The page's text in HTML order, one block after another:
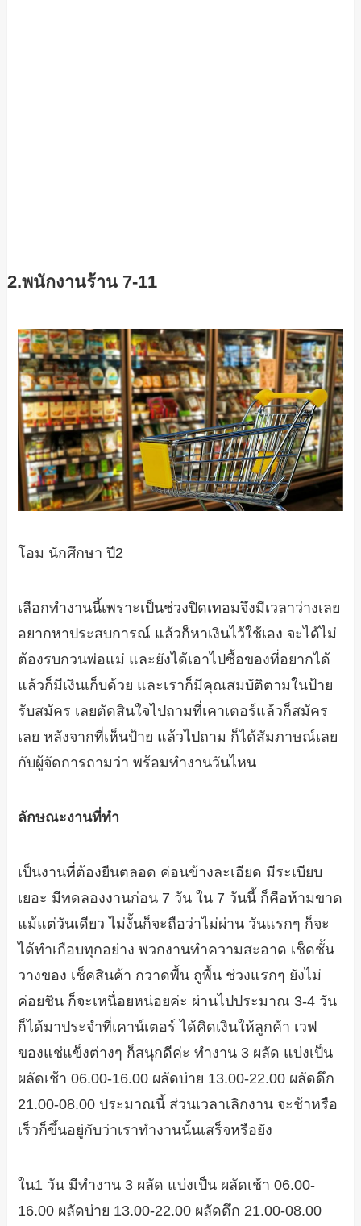
2.พนักงานร้าน 7-11
โอม นักศึกษา ปี2
เลือกทำงานนี้เพราะเป็นช่วงปิดเทอมจึงมีเวลาว่างเลย
อยากหาประสบการณ์ แล้วก็หาเงินไว้ใช้เอง จะได้ไม่
ต้องรบกวนพ่อแม่ และยังได้เอาไปซื้อของที่อยากได้
แล้วก็มีเงินเก็บด้วย และเราก็มีคุณสมบัติตามในป้าย
รับสมัคร เลยตัดสินใจไปถามที่เคาเตอร์แล้วก็สมัคร
เลย หลังจากที่เห็นป้าย แล้วไปถาม ก็ได้สัมภาษณ์เลย
กับผู้จัดการถามว่า พร้อมทำงานวันไหน
ลักษณะงานที่ทำ
เป็นงานที่ต้องยืนตลอด ค่อนข้างละเอียด มีระเบียบ
เยอะ มีทดลองงานก่อน 7 วัน ใน 7 วันนี้ ก็คือห้ามขาด
แม้แต่วันเดียว ไม่งั้นก็จะถือว่าไม่ผ่าน วันแรกๆ ก็จะ
ได้ทำเกือบทุกอย่าง พวกงานทำความสะอาด เช็ดชั้น
วางของ เช็คสินค้า กวาดพื้น ถูพื้น ช่วงแรกๆ ยังไม่
ค่อยชิน ก็จะเหนื่อยหน่อยค่ะ ผ่านไปประมาณ 3-4 วัน
ก็ได้มาประจำที่เคาน์เตอร์ ได้คิดเงินให้ลูกค้า เวฟ
ของแช่แข็งต่างๆ ก็สนุกดีค่ะ ทำงาน 3 ผลัด แบ่งเป็น
ผลัดเช้า 06.00-16.00 ผลัดบ่าย 13.00-22.00 ผลัดดึก
21.00-08.00 ประมาณนี้ ส่วนเวลาเลิกงาน จะช้าหรือ
เร็วก็ขึ้นอยู่กับว่าเราทำงานนั้นเสร็จหรือยัง
ใน1 วัน มีทำงาน 3 ผลัด แบ่งเป็น ผลัดเช้า 06.00-
16.00 ผลัดบ่าย 13.00-22.00 ผลัดดึก 21.00-08.00